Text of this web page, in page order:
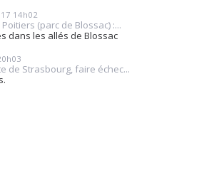
14h02
(parc de Blossac) :...
dans les allés de Blossac
de Strasbourg, faire échec...